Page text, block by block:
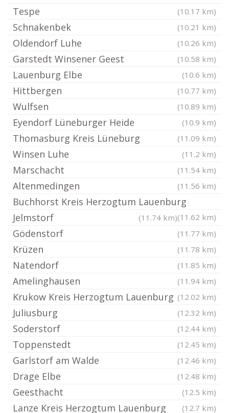
Tespe (10.17 km)
Schnakenbek (10.21 km)
Oldendorf Luhe (10.26 km)
Garstedt Winsener Geest (10.58 km)
Lauenburg Elbe (10.6 km)
Hittbergen (10.77 km)
Wulfsen (10.89 km)
Eyendorf Lüneburger Heide (10.9 km)
Thomasburg Kreis Lüneburg (11.09 km)
Winsen Luhe (11.2 km)
Marschacht (11.54 km)
Altenmedingen (11.56 km)
Buchhorst Kreis Herzogtum Lauenburg
(11.62 km)
Jelmstorf (11.74 km)
Gödenstorf (11.77 km)
Krüzen (11.78 km)
Natendorf (11.85 km)
Amelinghausen (11.94 km)
Krukow Kreis Herzogtum Lauenburg (12.02 km)
Juliusburg (12.32 km)
Soderstorf (12.44 km)
Toppenstedt (12.45 km)
Garlstorf am Walde (12.46 km)
Drage Elbe (12.48 km)
Geesthacht (12.5 km)
Lanze Kreis Herzogtum Lauenburg (12.7 km)